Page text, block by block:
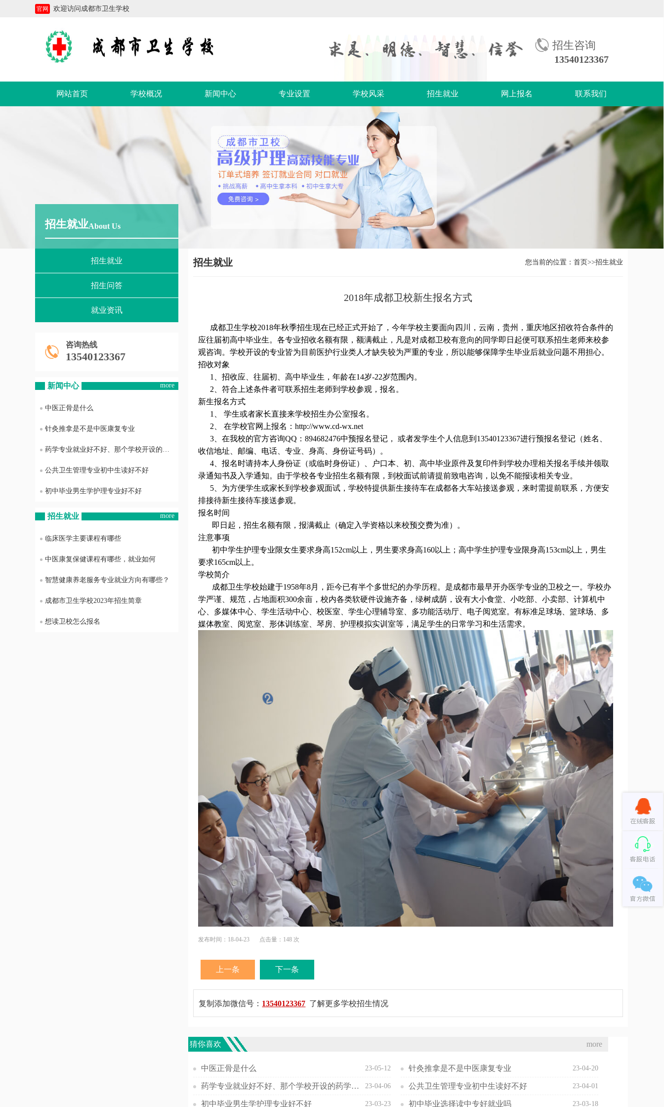
官网 欢迎访问成都市卫生学校
招生咨询
13540123367
网站首页 学校概况 新闻中心 专业设置 学校风采 招生就业 网上报名 联系我们
招生就业About Us
招生就业
招生问答
就业资讯
咨询热线
13540123367
新闻中心 more
中医正骨是什么
针灸推拿是不是中医康复专业
药学专业就业好不好、那个学校开设的药学专业最好
公共卫生管理专业初中生读好不好
初中毕业男生学护理专业好不好
招生就业 more
临床医学主要课程有哪些
中医康复保健课程有哪些，就业如何
智慧健康养老服务专业就业方向有哪些？
成都市卫生学校2023年招生简章
想读卫校怎么报名
招生就业 您当前的位置：首页>>招生就业
2018年成都卫校新生报名方式
成都卫生学校2018年秋季招生现在已经正式开始了，今年学校主要面向四川，云南，贵州，重庆地区招收符合条件的
应往届初高中毕业生。各专业招收名额有限，额满截止，凡是对成都卫校有意向的同学即日起便可联系招生老师来校参
观咨询。学校开设的专业皆为目前医护行业类人才缺失较为严重的专业，所以能够保障学生毕业后就业问题不用担心。
招收对象
1、招收应、往届初、高中毕业生，年龄在14岁-22岁范围内。
2、符合上述条件者可联系招生老师到学校参观，报名。
新生报名方式
1、 学生或者家长直接来学校招生办公室报名。
2、 在学校官网上报名：http://www.cd-wx.net
3、在我校的官方咨询QQ：894682476中预报名登记， 或者发学生个人信息到13540123367进行预报名登记（姓名、
收信地址、邮编、电话、专业、身高、身份证号码）。
4、报名时请持本人身份证（或临时身份证）、户口本、初、高中毕业原件及复印件到学校办理相关报名手续并领取
录通知书及入学通知。由于学校各专业招生名额有限，到校面试前请提前致电咨询，以免不能报读相关专业。
5、为方便学生或家长到学校参观面试，学校特提供新生接待车在成都各大车站接送参观，来时需提前联系，方便安
排接待新生接待车接送参观。
报名时间
即日起，招生名额有限，报满截止（确定入学资格以来校预交费为准）。
注意事项
初中学生护理专业限女生要求身高152cm以上，男生要求身高160以上；高中学生护理专业限身高153cm以上，男生
要求165cm以上。
学校简介
成都卫生学校始建于1958年8月，距今已有半个多世纪的办学历程。是成都市最早开办医学专业的卫校之一。学校办
学严谨、规范，占地面积300余亩，校内各类软硬件设施齐备，绿树成荫，设有大小食堂、小吃部、小卖部、计算机中
心、多媒体中心、学生活动中心、校医室、学生心理辅导室、多功能活动厅、电子阅览室。有标准足球场、篮球场、多
媒体教室、阅览室、形体训练室、琴房、护理模拟实训室等，满足学生的日常学习和生活需求。
发布时间：18-04-23 点击量：148 次
上一条 下一条
复制添加微信号： 13540123367 了解更多学校招生情况
猜你喜欢 more
中医正骨是什么 23-05-12 针灸推拿是不是中医康复专业 23-04-20
药学专业就业好不好、那个学校开设的药学专业最好 23-04-06 公共卫生管理专业初中生读好不好 23-04-01
初中毕业男生学护理专业好不好 23-03-23 初中毕业选择读中专好就业吗 23-03-18